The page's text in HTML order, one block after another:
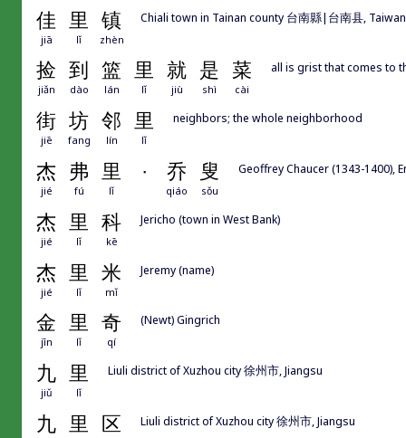
佳 里 镇
jiā lǐ zhèn
Chiali town in Tainan county 台南縣|台南县, Taiwan
捡 到 篮 里 就 是 菜
jiǎn dào lán lǐ jiù shì cài
all is grist that comes to
街 坊 邻 里
jiē fang lín lǐ
neighbors; the whole neighborhood
杰 弗 里 · 乔 叟
jié fú lǐ qiáo sǒu
Geoffrey Chaucer (1343-1400),
杰 里 科
jié lǐ kē
Jericho (town in West Bank)
杰 里 米
jié lǐ mǐ
Jeremy (name)
金 里 奇
jīn lǐ qí
(Newt) Gingrich
九 里
jiǔ lǐ
Liuli district of Xuzhou city 徐州市, Jiangsu
九 里 区 Liuli district of Xuzhou city 徐州市, Jiangsu